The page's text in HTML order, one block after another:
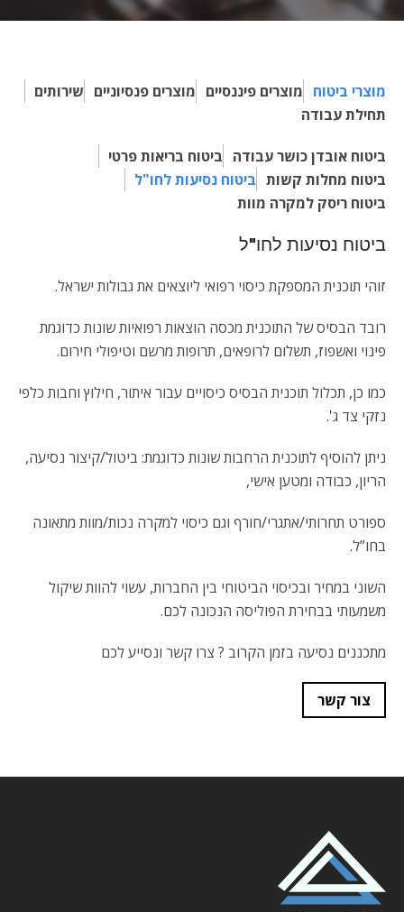
מוצרי ביטוח מוצרים פיננסיים מוצרים פנסיוניים שירותים
תחילת עבודה
ביטוח אובדן כושר עבודה ביטוח בריאות פרטי
ביטוח מחלות קשות ביטוח נסיעות לחו"ל
ביטוח ריסק למקרה מוות
ביטוח נסיעות לחו"ל
זוהי תוכנית המספקת כיסוי רפואי ליוצאים את גבולות ישראל.
רובד הבסיס של התוכנית מכסה הוצאות רפואיות שונות כדוגמת
פינוי ואשפוז, תשלום לרופאים, תרופות מרשם וטיפולי חירום.
כמו כן, תכלול תוכנית הבסיס כיסויים עבור איתור, חילוץ וחבות כלפי
נזקי צד ג'.
ניתן להוסיף לתוכנית הרחבות שונות כדוגמת: ביטול/קיצור נסיעה,
הריון, כבודה ומטען אישי,
ספורט תחרותי/אתגרי/חורף וגם כיסוי למקרה נכות/מוות מתאונה
בחו”ל.
השוני במחיר ובכיסוי הביטוחי בין החברות, עשוי להוות שיקול
משמעותי בבחירת הפוליסה הנכונה לכם.
מתכננים נסיעה בזמן הקרוב ? צרו קשר ונסייע לכם
צור קשר